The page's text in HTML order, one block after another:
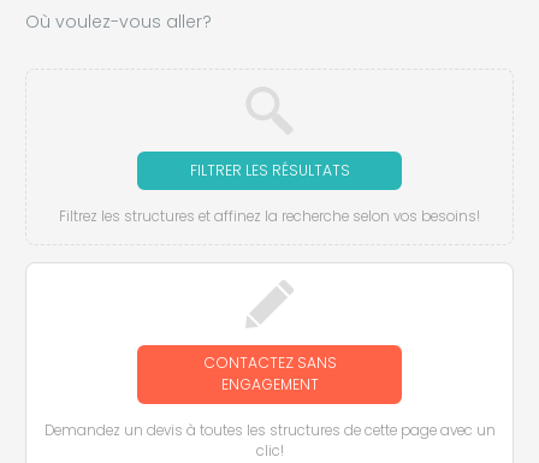
Où voulez-vous aller?
FILTRER LES RÉSULTATS
Filtrez les structures et affinez la recherche selon vos besoins!
CONTACTEZ SANS
ENGAGEMENT
Demandez un devis à toutes les structures de cette page avec un
clic!